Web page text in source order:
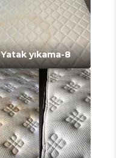
Yatak yıkama-8